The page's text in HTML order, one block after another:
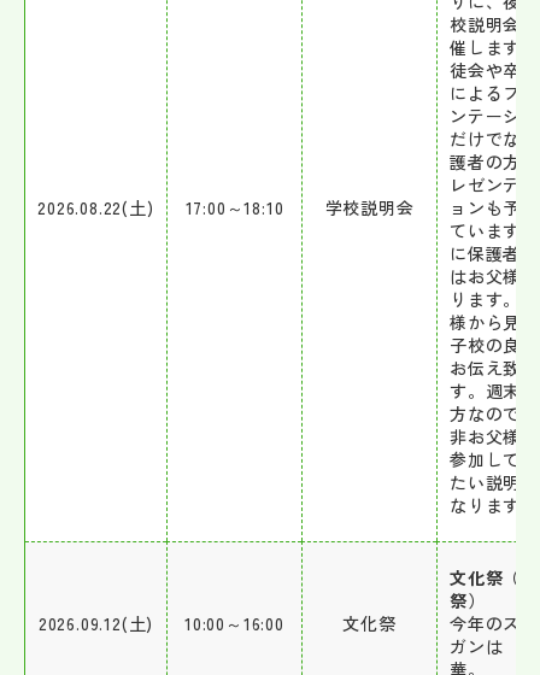
2026.08.22(土) 17:00～18:10 学校説明会
校説明会
催します
徒会や卒
によるプ
ンテーシ
だけでな
護者の方
レゼンテ
ョンも予
ています
に保護者
はお父様
ります。
様から見
子校の良
お伝え致
す。週末
方なので
非お父様
参加して
たい説明
なります。
2026.09.12(土) 10:00～16:00 文化祭
文化祭（欅
祭）
今年のス
ガンは 彩
華。